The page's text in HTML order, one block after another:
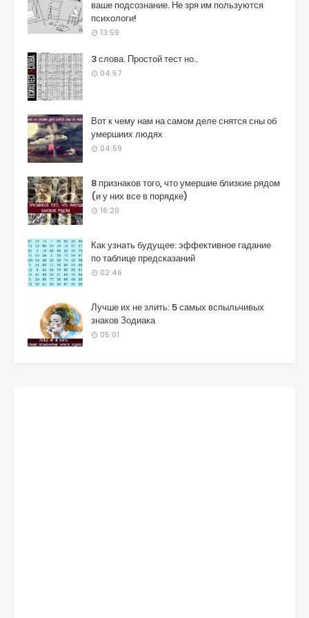
ваше подсознание. Не зря им пользуются
психологи!
13:59
3 слова. Простой тест но..
04:57
Вот к чему нам на самом деле снятся сны об
умершиих людях
04:59
8 признаков того, что умершие близкие рядом
(и у них все в порядке)
16:20
Как узнать будущее: эффективное гадание
по таблице предсказаний
02:46
Лучше их не злить: 5 самых вспыльчивых
знаков Зодиака
05:01